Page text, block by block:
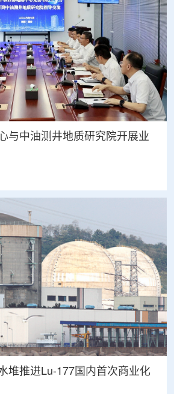
与中油测井地质研究院开展业
堆推进Lu-177国内首次商业化